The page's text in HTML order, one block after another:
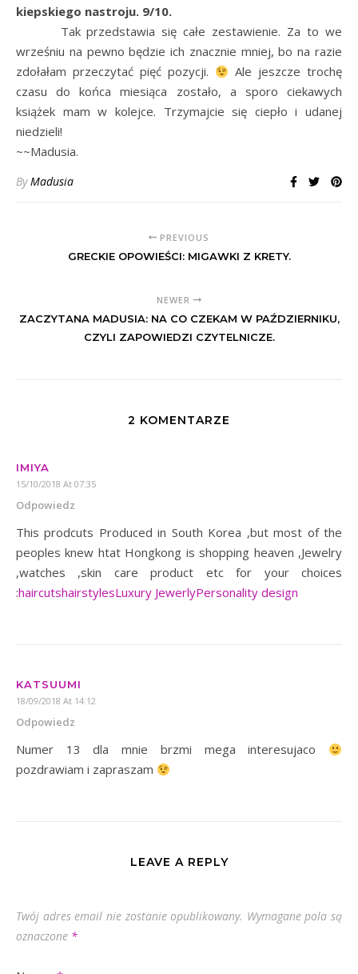
kiepskiego nastroju. 9/10.
Tak przedstawia się całe zestawienie. Za to we
wrześniu na pewno będzie ich znacznie mniej, bo na razie
zdołałam przeczytać pięć pozycji.
Ale jeszcze trochę
czasu do końca miesiąca zostało, a sporo ciekawych
książek mam w kolejce. Trzymajcie się ciepło i udanej
niedzieli!
~~Madusia.
ByMadusia
PREVIOUS
GRECKIE OPOWIEŚCI: MIGAWKI Z KRETY.
NEWER
ZACZYTANA MADUSIA: NA CO CZEKAM W PAŹDZIERNIKU,
CZYLI ZAPOWIEDZI CZYTELNICZE.
2 KOMENTARZE
IMIYA
15/10/2018 At 07:35
Odpowiedz
This prodcuts Produced in South Korea ,but most of the
peoples knew htat Hongkong is shopping heaven ,Jewelry
,watches ,skin care product etc for your choices
:haircutshairstylesLuxury JewerlyPersonality design
KATSUUMI
18/09/2018 At 14:12
Odpowiedz
Numer 13 dla mnie brzmi mega interesujaco
pozdrawiam i zapraszam
LEAVE A REPLY
Twój adres email nie zostanie opublikowany. Wymagane pola są
oznaczone *